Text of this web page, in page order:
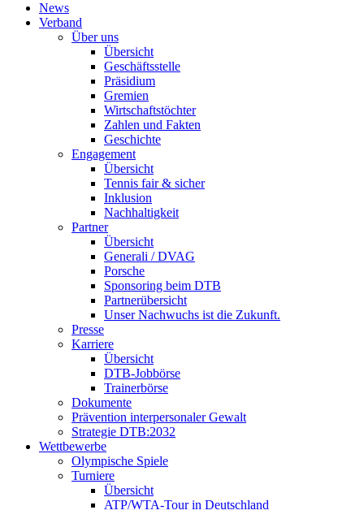
News
Verband
Über uns
Übersicht
Geschäftsstelle
Präsidium
Gremien
Wirtschaftstöchter
Zahlen und Fakten
Geschichte
Engagement
Übersicht
Tennis fair & sicher
Inklusion
Nachhaltigkeit
Partner
Übersicht
Generali / DVAG
Porsche
Sponsoring beim DTB
Partnerübersicht
Unser Nachwuchs ist die Zukunft.
Presse
Karriere
Übersicht
DTB-Jobbörse
Trainerbörse
Dokumente
Prävention interpersonaler Gewalt
Strategie DTB:2032
Wettbewerbe
Olympische Spiele
Turniere
Übersicht
ATP/WTA-Tour in Deutschland